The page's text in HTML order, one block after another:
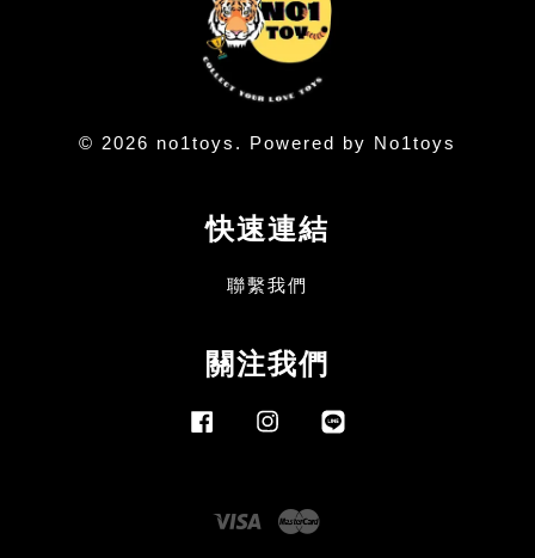
© 2026 no1toys. Powered by No1toys
快速連結
聯繫我們
關注我們
FacebookInstagram
Visa